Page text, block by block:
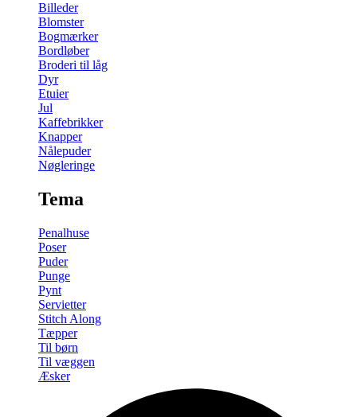
Billeder
Blomster
Bogmærker
Bordløber
Broderi til låg
Dyr
Etuier
Jul
Kaffebrikker
Knapper
Nålepuder
Nøgleringe
Tema
Penalhuse
Poser
Puder
Punge
Pynt
Servietter
Stitch Along
Tæpper
Til børn
Til væggen
Æsker